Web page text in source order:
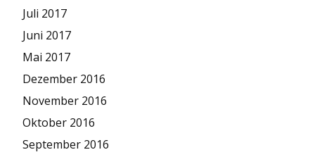
Juli 2017
Juni 2017
Mai 2017
Dezember 2016
November 2016
Oktober 2016
September 2016